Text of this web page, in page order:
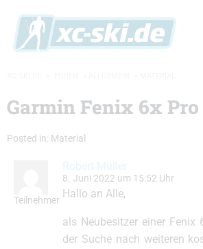
Garmin Fenix 6x Pro
Posted in: Material
Teilnehmer
Robert Müller
8. Juni 2022 um 15:52 Uhr
Hallo an Alle,
als Neubesitzer einer
der Suche nach weiteren